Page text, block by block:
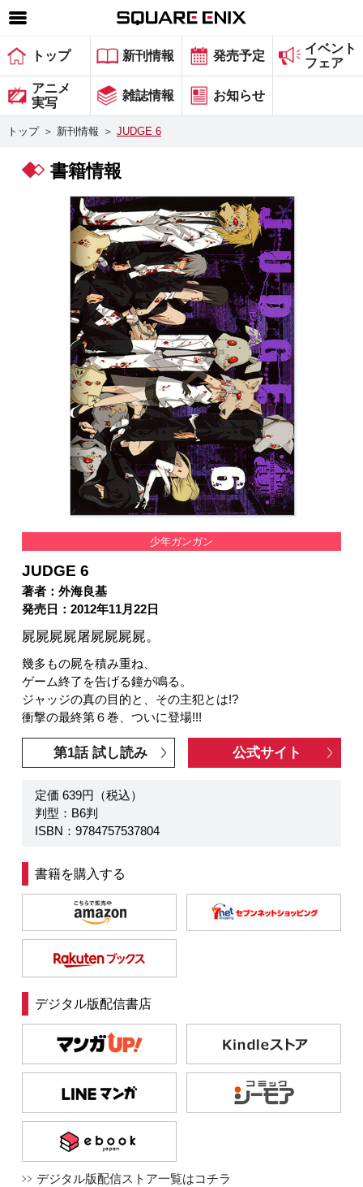
SQUARE ENIX 公式サイトメニュー
ゲーム
マガジン＆ブックス
グッズ
会社情報 採用情報
スクウェア・エニックス サイト内検索
トップ 新刊情報 発売予定
イベント
フェア
アニメ
実写
雑誌情報 お知らせ
トップ ＞ 新刊情報 ＞ JUDGE 6
書籍情報
少年ガンガン
JUDGE 6
著者：外海良基
発売日：2012年11月22日
屍屍屍屍屠屍屍屍屍。
幾多もの屍を積み重ね、
ゲーム終了を告げる鐘が鳴る。
ジャッジの真の目的と、その主犯とは!?
衝撃の最終第６巻、ついに登場!!!
第1話 試し読み 公式サイト
定価 639円（税込）
判型：B6判
ISBN：9784757537804
書籍を購入する
デジタル版配信書店
デジタル版配信ストア一覧はコチラ